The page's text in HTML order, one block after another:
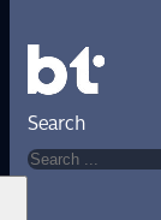
Search